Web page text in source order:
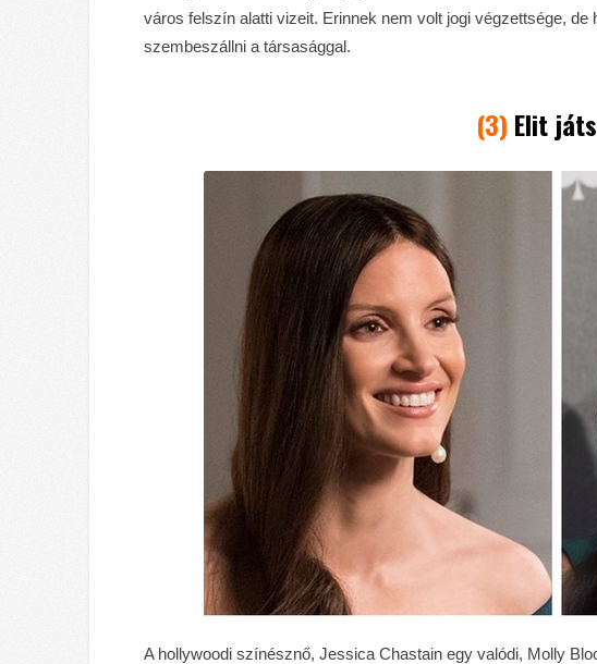
város felszín alatti vizeit. Erinnek nem volt jogi végzettsége,
szembeszállni a társasággal.
(3) Elit
A hollywoodi színésznő, Jessica Chastain egy valódi, Molly